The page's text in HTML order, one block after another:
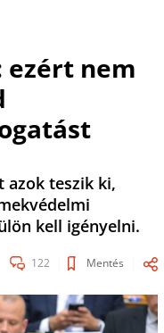
ezért nem
azok teszik ki,
kell igényelni.
122 Mentés